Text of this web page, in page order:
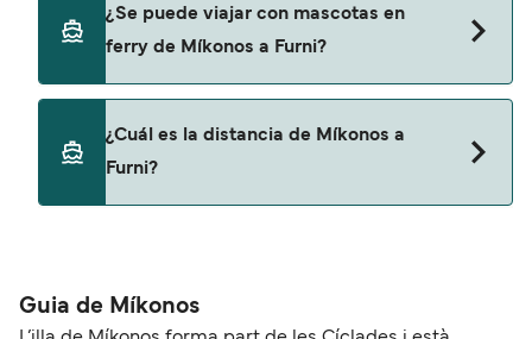
Furni con
¿Se puede viajar con mascotas en
ferry de Míkonos a Furni?
ferry. Puede que necesites el pasaporte de tus
mascotas y otros documentos. Actualmente
puedes viajar con mascotas con:
¿Cuál es la distancia de Míkonos a
Furni?
Guia de Míkonos